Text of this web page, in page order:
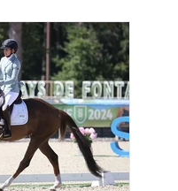
Dinja van Liere & Red
Hogberg &
: Leonie Richter &
de départ complète